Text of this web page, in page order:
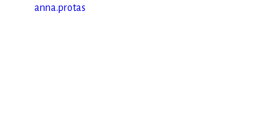
anna.protas